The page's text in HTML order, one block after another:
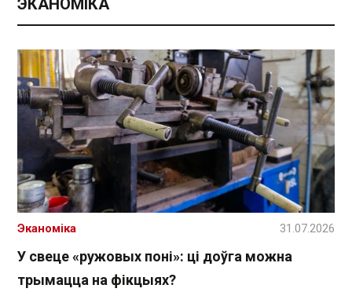
ЭКАНОМІКА
У свеце «ружовых поні»: ці доўга можна
трымацца на фікцыях?
Эканоміка 31.07.2026